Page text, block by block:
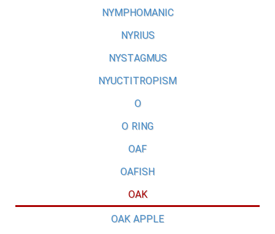
NYMPHOMANIC
NYRIUS
NYSTAGMUS
NYUCTITROPISM
O
O RING
OAF
OAFISH
OAK
OAK APPLE